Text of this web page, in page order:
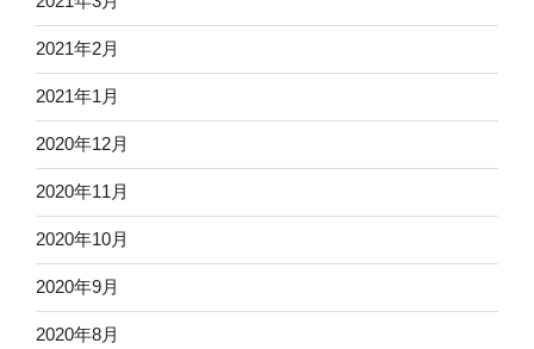
2021年2月
2021年1月
2020年12月
2020年11月
2020年10月
2020年9月
2020年8月